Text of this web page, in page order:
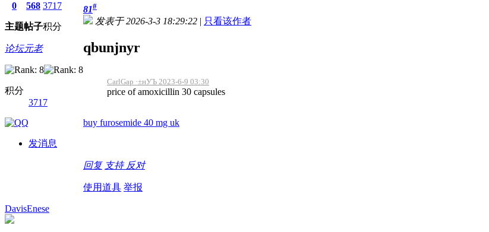
0
主题
568
帖子
3717
积分
论坛元老
积分
3717
发消息
81#
发表于 2026-3-3 18:29:22 | 只看该作者
qbunjnyr
CarlGap ·±нУЪ 2023-6-9 03:30
price of amoxicillin 30 capsules
buy furosemide 40 mg uk
回复 支持 反对
使用道具 举报
DavisEnese